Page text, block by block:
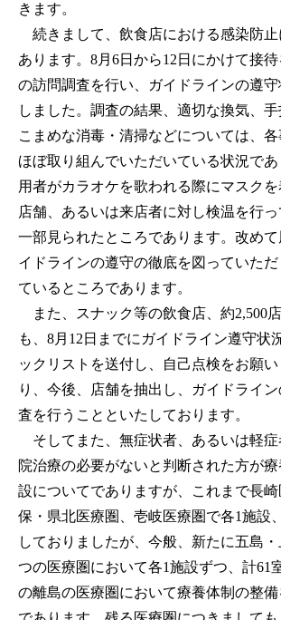
きます。
続きまして、飲食店における感染防
あります。8月6日から12日にかけて接
の訪問調査を行い、ガイドラインの遵
しました。調査の結果、適切な換気、手
こまめな消毒・清掃などについては、
ほぼ取り組んでいただいている状況であ
用者がカラオケを歌われる際にマスク
店舗、あるいは来店者に対し検温を行
一部見られたところであります。改め
イドラインの遵守の徹底を図っていた
ているところであります。
また、スナック等の飲食店、約2,500
も、8月12日までにガイドライン遵守状
ックリストを送付し、自己点検をお願
り、今後、店舗を抽出し、ガイドライ
査を行うことといたしております。
そしてまた、無症状者、あるいは軽症
院治療の必要がないと判断された方が
設についてでありますが、これまで長
保・県北医療圏、壱岐医療圏で各1施設
しておりましたが、今般、新たに五島
つの医療圏において各1施設ずつ、計61
の離島の医療圏において療養体制の整